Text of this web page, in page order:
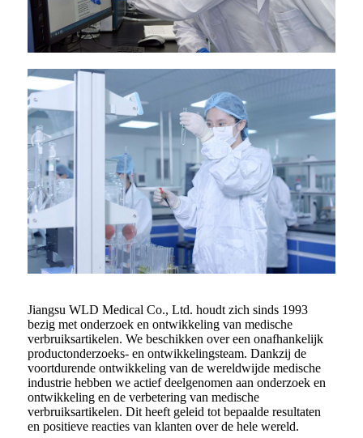
Jiangsu WLD Medical Co., Ltd. houdt zich sinds 1993
bezig met onderzoek en ontwikkeling van medische
verbruiksartikelen. We beschikken over een onafhankelijk
productonderzoeks- en ontwikkelingsteam. Dankzij de
voortdurende ontwikkeling van de wereldwijde medische
industrie hebben we actief deelgenomen aan onderzoek en
ontwikkeling en de verbetering van medische
verbruiksartikelen. Dit heeft geleid tot bepaalde resultaten
en positieve reacties van klanten over de hele wereld.